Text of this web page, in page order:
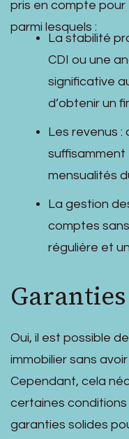
pris en compte
parmi lesquels :
La stabilité
CDI ou une
significative
d’obtenir un
Les revenus :
suffisamment
mensualités
La gestion
comptes
régulière et
Garanties
Oui, il est possible
immobilier sans
Cependant, cela
certaines
garanties solides